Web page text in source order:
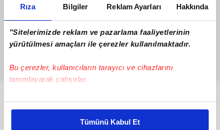
Rıza Bilgiler Reklam Ayarları Hakkında
"Sitelerimizde reklam ve pazarlama faaliyetlerinin
yürütülmesi amaçları ile çerezler kullanılmaktadır.
Bu çerezler, kullanıcıların tarayıcı ve cihazlarını
tanımlayarak çalışırlar.
Bu çerezlere izin vermeniz halinde sizlere özel
daha iyi reklam deneyimi yaşatabiliriz. Bunu yaparken
Tümünü Kabul Et
Bunlar da Var